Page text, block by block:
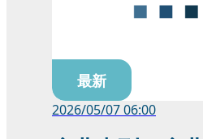
最新
2026/05/07 06:00